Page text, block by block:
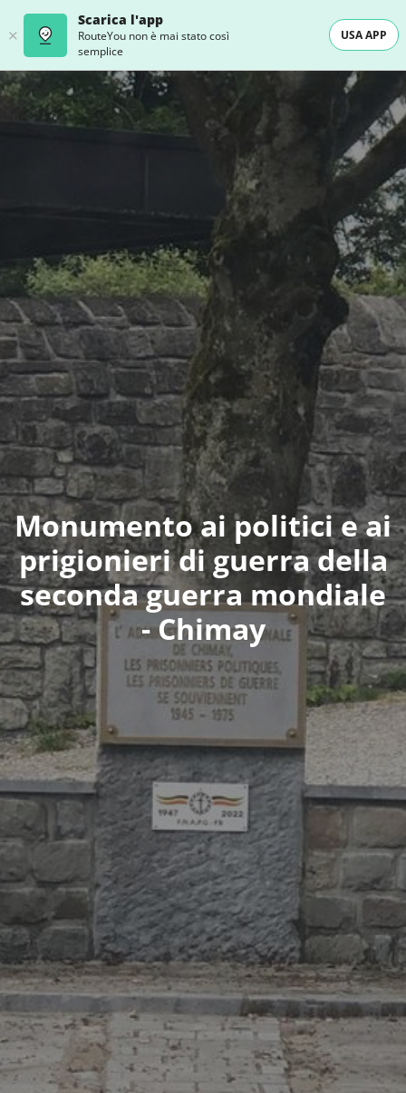
Scarica l'app
RouteYou non è mai stato così
semplice
USA APP
Monumento ai politici e ai
prigionieri di guerra della
seconda guerra mondiale
- Chimay